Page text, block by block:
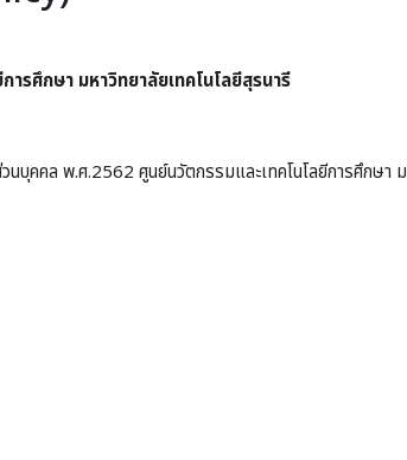
ารศึกษา มหาวิทยาลัยเทคโนโลยีสุรนารี
คล พ.ศ.2562 ศูนย์นวัตกรรมและเทคโนโลยีการศึกษา